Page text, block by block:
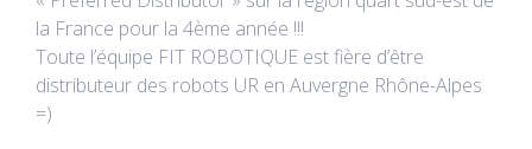
la France pour la 4ème année !!!
Toute l’équipe FIT ROBOTIQUE est fière d’être
distributeur des robots UR en Auvergne Rhône-Alpes
=)